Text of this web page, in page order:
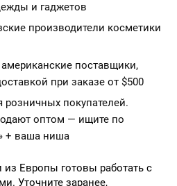
и гаджетов
производители косметики
поставщики,
при заказе от $500
розничных покупателей.
оптом — ищите по
+ ваша ниша
Европы готовы работать с
Уточните заранее,